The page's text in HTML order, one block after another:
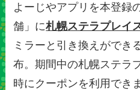
よーじやアプリを本登録
舗」に札幌ステラプレイ
ミラーと引き換えができ
布。期間中の札幌ステラ
時にクーポンを利用でき